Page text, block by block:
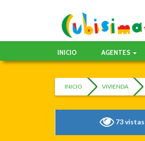
INICIO AGENTES
INICIO VIVIENDA
73 vistas